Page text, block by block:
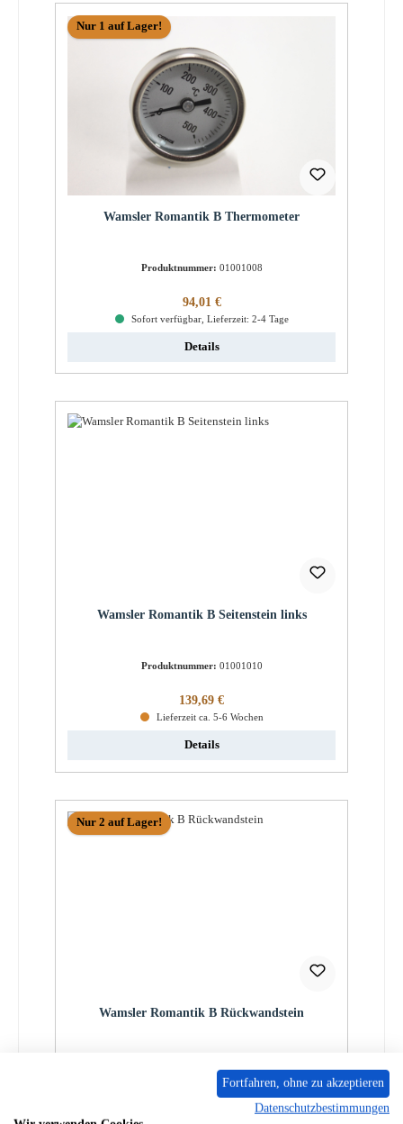
Nur 1 auf Lager!
Wamsler Romantik B Thermometer
Produktnummer: 01001008
Regulärer Preis:
94,01 €
Sofort verfügbar, Lieferzeit: 2-4 Tage
Details
Wamsler Romantik B Seitenstein links
Produktnummer: 01001010
Regulärer Preis:
139,69 €
Lieferzeit ca. 5-6 Wochen
Details
Nur 2 auf Lager!
Wamsler Romantik B Rückwandstein
Regulärer Preis:
68,53 €
Sofort verfügbar, Lieferzeit: 2-4 Tage
Fortfahren, ohne zu akzeptieren
Datenschutzbestimmungen